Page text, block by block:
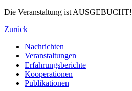
Die Veranstaltung ist AUSGEBUCHT!
Zurück
Nachrichten
Veranstaltungen
Erfahrungsberichte
Kooperationen
Publikationen